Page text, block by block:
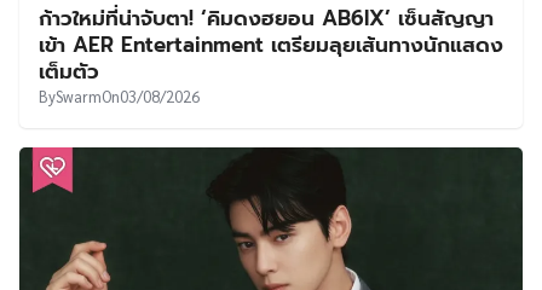
ก้าวใหม่ที่น่าจับตา! ‘คิมดงฮยอน AB6IX’ เซ็นสัญญา
เข้า AER Entertainment เตรียมลุยเส้นทางนักแสดง
เต็มตัว
BySwarmOn03/08/2026